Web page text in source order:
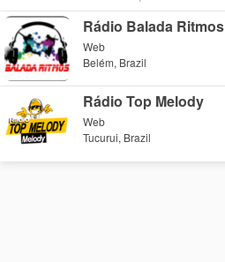
Rádio Balada Ritmos
Web
Belém, Brazil
Rádio Top Melody
Web
Tucurui, Brazil